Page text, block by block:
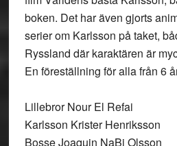
boken. Det har även gjorts
serier om Karlsson på taket,
Ryssland där karaktären är
En föreställning för alla från 6
Lillebror Nour El Refai
Karlsson Krister Henriksson
Bosse Joaquin NaBi Olsson